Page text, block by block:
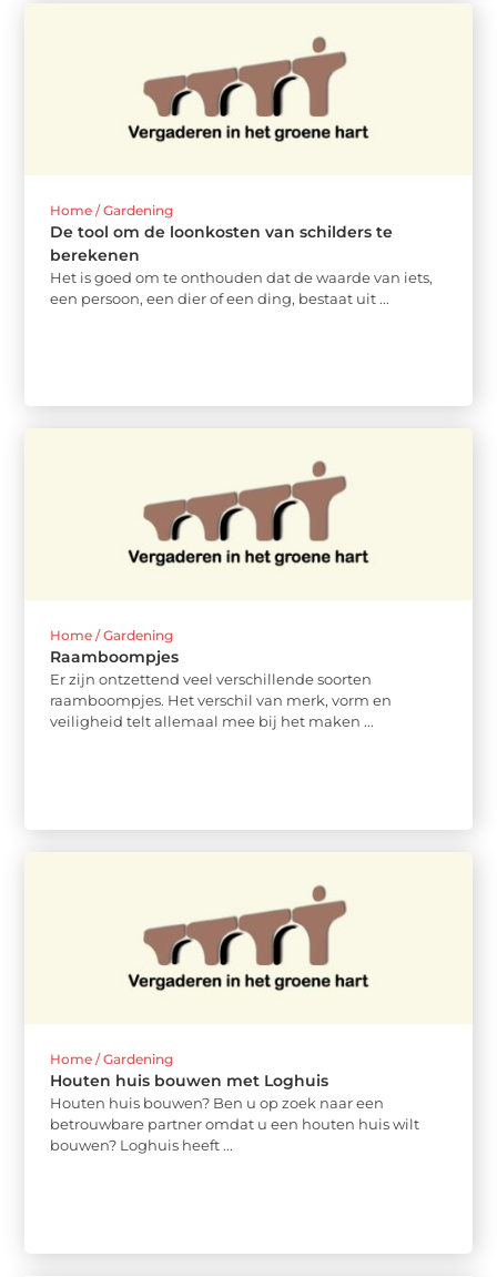
Home / Gardening
De tool om de loonkosten van schilders te
berekenen
Het is goed om te onthouden dat de waarde van iets,
een persoon, een dier of een ding, bestaat uit ...
Home / Gardening
Raamboompjes
Er zijn ontzettend veel verschillende soorten
raamboompjes. Het verschil van merk, vorm en
veiligheid telt allemaal mee bij het maken ...
Home / Gardening
Houten huis bouwen met Loghuis
Houten huis bouwen? Ben u op zoek naar een
betrouwbare partner omdat u een houten huis wilt
bouwen? Loghuis heeft ...